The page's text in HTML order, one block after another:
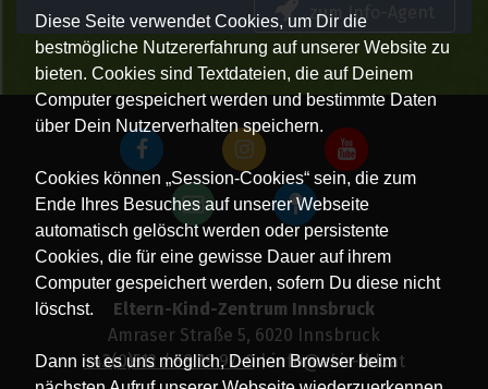
Diese Seite verwendet Cookies, um Dir die
bestmögliche Nutzererfahrung auf unserer Website zu
bieten. Cookies sind Textdateien, die auf Deinem
Computer gespeichert werden und bestimmte Daten
über Dein Nutzerverhalten speichern.
Cookies können „Session-Cookies“ sein, die zum
Ende Ihres Besuches auf unserer Webseite
automatisch gelöscht werden oder persistente
Cookies, die für eine gewisse Dauer auf ihrem
Computer gespeichert werden, sofern Du diese nicht
löschst.
Dann ist es uns möglich, Deinen Browser beim
zum Info-Agent
Eltern-Kind-Zentrum Innsbruck
Amraser Straße 5, 6020 Innsbruck
+43(0)512 / 58 19 97-0| info@ekiz-ibk.at